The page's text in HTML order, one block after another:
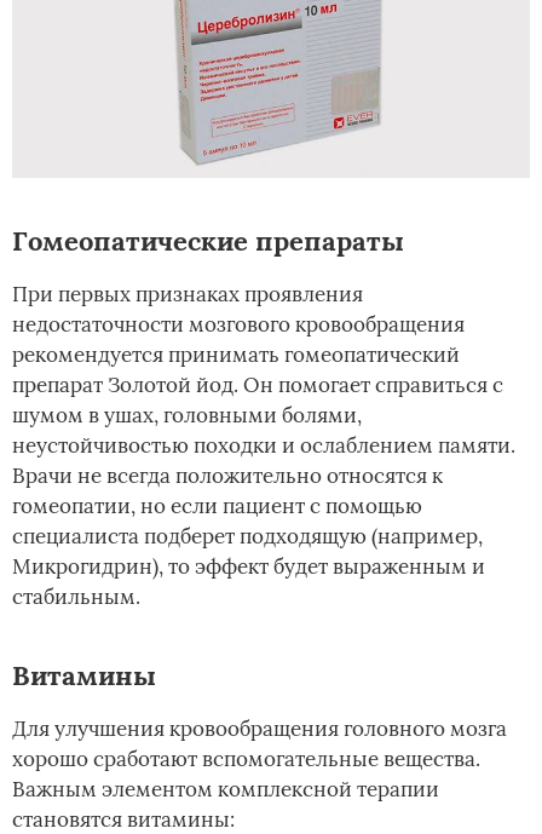
Гомеопатические препараты
При первых признаках проявления
недостаточности мозгового кровообращения
рекомендуется принимать гомеопатический
препарат Золотой йод. Он помогает справиться с
шумом в ушах, головными болями,
неустойчивостью походки и ослаблением памяти.
Врачи не всегда положительно относятся к
гомеопатии, но если пациент с помощью
специалиста подберет подходящую (например,
Микрогидрин), то эффект будет выраженным и
стабильным.
Витамины
Для улучшения кровообращения головного мозга
хорошо сработают вспомогательные вещества.
Важным элементом комплексной терапии
становятся витамины: